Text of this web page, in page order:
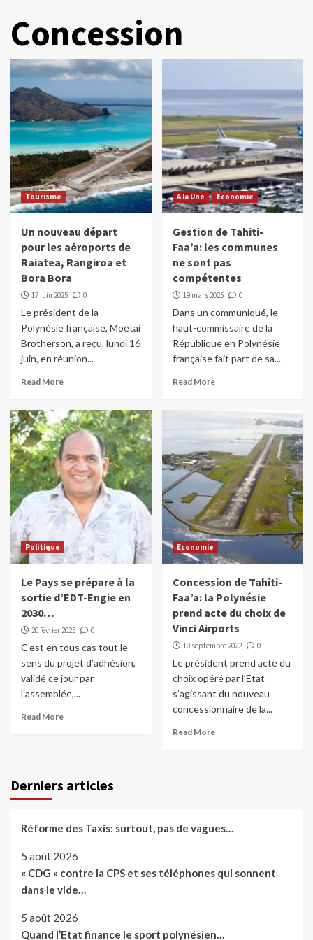
Concession
Tourisme
Un nouveau départ
pour les aéroports de
Raiatea, Rangiroa et
Bora Bora
17 juin 2025 0
Le président de la
Polynésie française, Moetai
Brotherson, a reçu, lundi 16
juin, en réunion...
Read More
A la Une Economie
Gestion de Tahiti-
Faa’a: les communes
ne sont pas
compétentes
19 mars 2025 0
Dans un communiqué, le
haut-commissaire de la
République en Polynésie
française fait part de sa...
Read More
Politique
Le Pays se prépare à la
sortie d’EDT-Engie en
2030…
20 février 2025 0
C’est en tous cas tout le
sens du projet d’adhésion,
validé ce jour par
l’assemblée,...
Read More
Economie
Concession de Tahiti-
Faa’a: la Polynésie
prend acte du choix de
Vinci Airports
10 septembre 2022 0
Le président prend acte du
choix opéré par l’Etat
s’agissant du nouveau
concessionnaire de la...
Read More
Derniers articles
Réforme des Taxis: surtout, pas de vagues…
5 août 2026
« CDG » contre la CPS et ses téléphones qui sonnent
dans le vide…
5 août 2026
Quand l’Etat finance le sport polynésien…